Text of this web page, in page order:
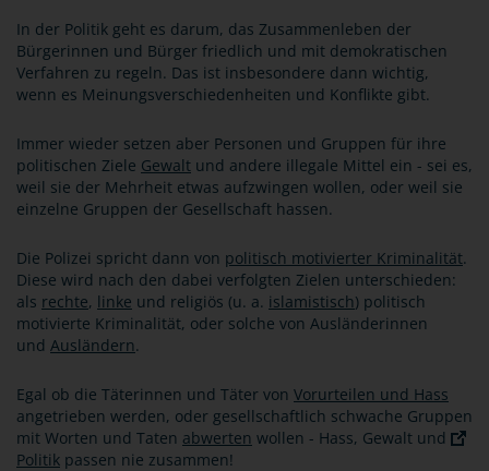
In der Politik geht es darum, das Zusammenleben der
Bürgerinnen und Bürger friedlich und mit demokratischen
Verfahren zu regeln. Das ist insbesondere dann wichtig,
wenn es Meinungsverschiedenheiten und Konflikte gibt.
Immer wieder setzen aber Personen und Gruppen für ihre
politischen Ziele Gewalt und andere illegale Mittel ein - sei es,
weil sie der Mehrheit etwas aufzwingen wollen, oder weil sie
einzelne Gruppen der Gesellschaft hassen.
Die Polizei spricht dann von politisch motivierter Kriminalität.
Diese wird nach den dabei verfolgten Zielen unterschieden:
als rechte, linke und religiös (u. a. islamistisch) politisch
motivierte Kriminalität, oder solche von Ausländerinnen
und Ausländern.
Egal ob die Täterinnen und Täter von Vorurteilen und Hass
angetrieben werden, oder gesellschaftlich schwache Gruppen
mit Worten und Taten abwerten wollen - Hass, Gewalt und
Politik passen nie zusammen!